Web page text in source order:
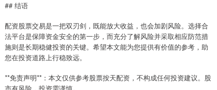
## 结语
配资股票交易是一把双刃剑，既能放大收益，也会加剧风险。选择合
法平台是保障资金安全的第一步，而充分了解风险并采取相应防范措
施则是长期稳健投资的关键。希望本文能为您提供有价值的参考，助
您在投资道路上行稳致远。
**免责声明**：本文仅供参考股票按天配资，不构成任何投资建议。股